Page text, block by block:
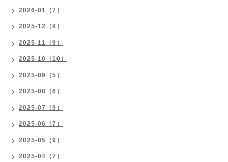
2026-01（7）
2025-12（8）
2025-11（9）
2025-10（10）
2025-09（5）
2025-08（6）
2025-07（9）
2025-06（7）
2025-05（9）
2025-04（7）